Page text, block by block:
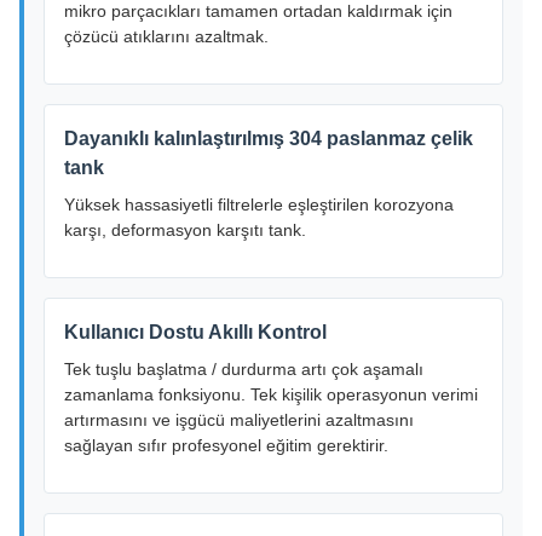
mikro parçacıkları tamamen ortadan kaldırmak için
çözücü atıklarını azaltmak.
Dayanıklı kalınlaştırılmış 304 paslanmaz çelik
tank
Yüksek hassasiyetli filtrelerle eşleştirilen korozyona
karşı, deformasyon karşıtı tank.
Kullanıcı Dostu Akıllı Kontrol
Tek tuşlu başlatma / durdurma artı çok aşamalı
zamanlama fonksiyonu. Tek kişilik operasyonun verimi
artırmasını ve işgücü maliyetlerini azaltmasını
sağlayan sıfır profesyonel eğitim gerektirir.